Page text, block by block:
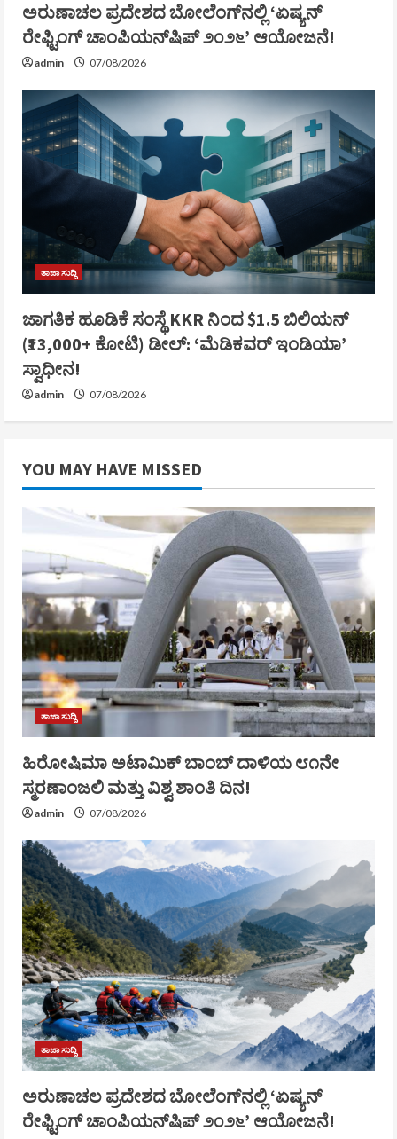
ಅರುಣಾಚಲ ಪ್ರದೇಶದ ಬೋಲೆಂಗ್‌ನಲ್ಲಿ ‘ಏಷ್ಯನ್
ರೇಫ್ಟಿಂಗ್ ಚಾಂಪಿಯನ್‌ಷಿಪ್ ೨೦೨೬’ ಆಯೋಜನೆ!
admin 07/08/2026
ತಾಜಾ ಸುದ್ದಿ
ಜಾಗತಿಕ ಹೂಡಿಕೆ ಸಂಸ್ಥೆ KKR ನಿಂದ $1.5 ಬಿಲಿಯನ್
(₹13,000+ ಕೋಟಿ) ಡೀಲ್: ‘ಮೆಡಿಕವರ್ ಇಂಡಿಯಾ’
ಸ್ವಾಧೀನ!
admin 07/08/2026
YOU MAY HAVE MISSED
ತಾಜಾ ಸುದ್ದಿ
ಹಿರೋಷಿಮಾ ಅಟಾಮಿಕ್ ಬಾಂಬ್ ದಾಳಿಯ ೮೧ನೇ
ಸ್ಮರಣಾಂಜಲಿ ಮತ್ತು ವಿಶ್ವ ಶಾಂತಿ ದಿನ!
admin 07/08/2026
ತಾಜಾ ಸುದ್ದಿ
ಅರುಣಾಚಲ ಪ್ರದೇಶದ ಬೋಲೆಂಗ್‌ನಲ್ಲಿ ‘ಏಷ್ಯನ್
ರೇಫ್ಟಿಂಗ್ ಚಾಂಪಿಯನ್‌ಷಿಪ್ ೨೦೨೬’ ಆಯೋಜನೆ!